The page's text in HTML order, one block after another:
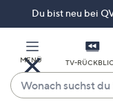
Du bist neu bei
MENÜ TV-
Wonach
suchst